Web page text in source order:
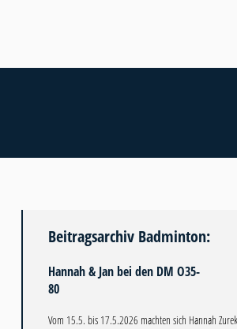
Beitragsarchiv Badminton:
Hannah & Jan bei den DM O35-
80
Vom 15.5. bis 17.5.2026 machten sich Hannah